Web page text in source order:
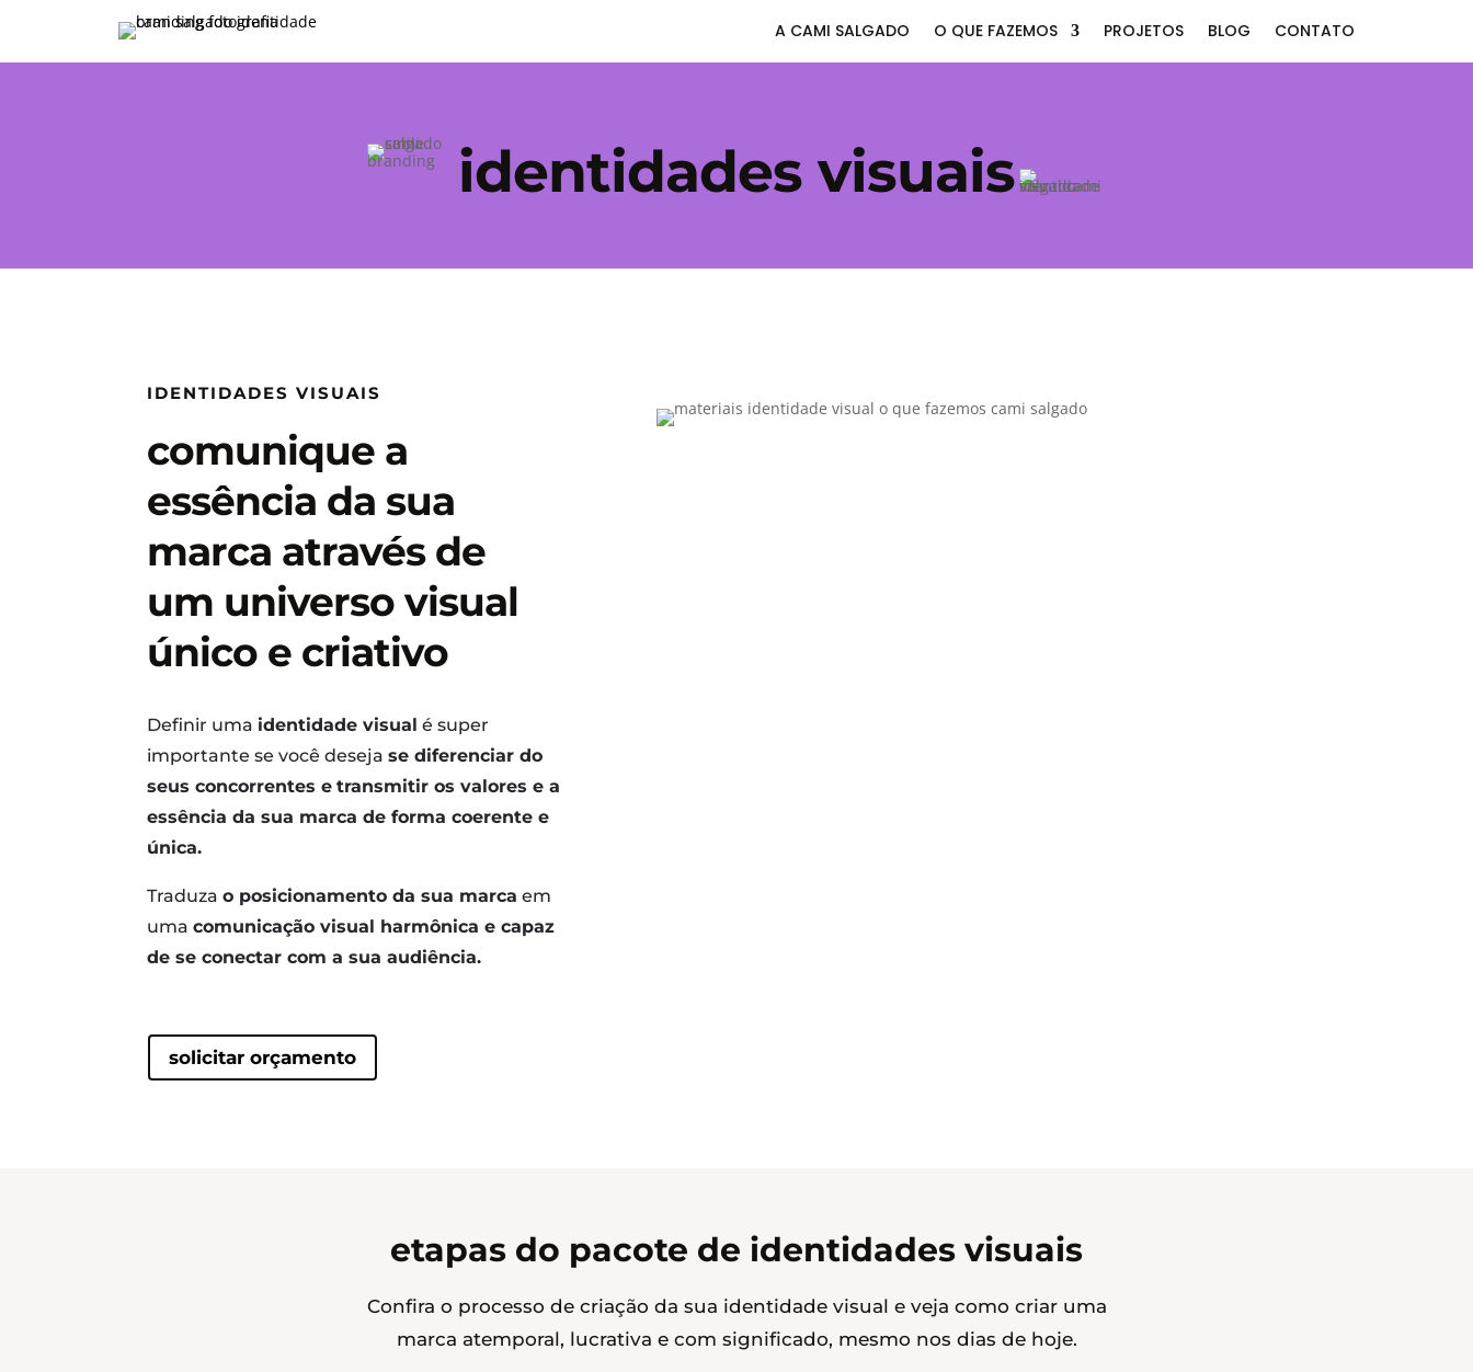
A CAMI SALGADO O QUE FAZEMOS PROJETOS BLOG CONTATO
identidades visuais
IDENTIDADES VISUAIS
comunique a
essência da sua
marca através de
um universo visual
único e criativo
Definir uma identidade visual é super
importante se você desejase diferenciar do
seus concorrentes e transmitir os valores e a
essência da sua marca de forma coerente e
única.
Traduzao posicionamento da sua marca em
umacomunicação visual harmônica e capaz
de se conectar com a sua audiência.
solicitar orçamento
etapas do pacote de identidades visuais
Confira o processo de criação da sua identidade visual e veja como criar uma
marca atemporal, lucrativa e com significado, mesmo nos dias de hoje.